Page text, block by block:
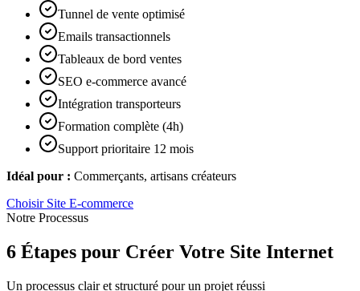
Tunnel de vente optimisé
Emails transactionnels
Tableaux de bord ventes
SEO e-commerce avancé
Intégration transporteurs
Formation complète (4h)
Support prioritaire 12 mois
Idéal pour : Commerçants, artisans créateurs
Choisir Site E-commerce
Notre Processus
6 Étapes pour Créer Votre Site Internet
Un processus clair et structuré pour un projet réussi